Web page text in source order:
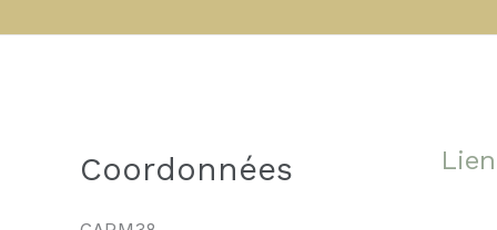
Coordonnées